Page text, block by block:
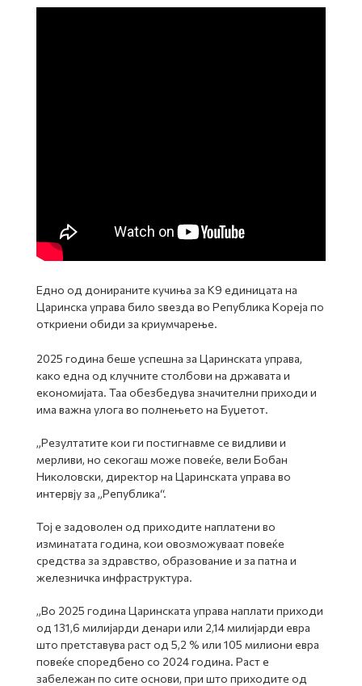
Едно од донираните кучиња за К9 единицата на
Царинска управа било ѕвезда во Република Кореја по
откриени обиди за криумчарење.
2025 година беше успешна за Царинската управа,
како една од клучните столбови на државата и
економијата. Таа обезбедува значителни приходи и
има важна улога во полнењето на Буџетот.
„Резултатите кои ги постигнавме се видливи и
мерливи, но секогаш може повеќе, вели Бобан
Николовски, директор на Царинската управа во
интервју за „Република“.
Тој е задоволен од приходите наплатени во
изминатата година, кои овозможуваат повеќе
средства за здравство, образование и за патна и
железничка инфраструктура.
„Во 2025 година Царинската управа наплати приходи
од 131,6 милијарди денари или 2,14 милијарди евра
што претставува раст од 5,2 % или 105 милиони евра
повеќе споредбено со 2024 година. Раст е
забележан по сите основи, при што приходите од